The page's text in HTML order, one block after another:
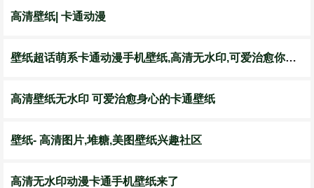
高清壁纸| 卡通动漫
壁纸超话萌系卡通动漫手机壁纸,高清无水印,可爱治愈你的心
高清壁纸无水印 可爱治愈身心的卡通壁纸
壁纸- 高清图片,堆糖,美图壁纸兴趣社区
高清无水印动漫卡通手机壁纸来了